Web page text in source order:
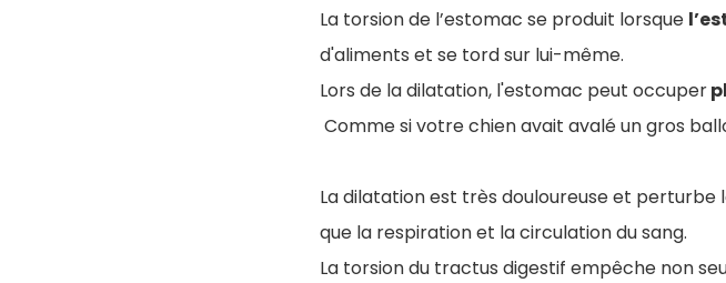
La torsion de l’estomac se produit lorsque
d'aliments et se tord sur lui-même.
Lors de la dilatation, l'estomac peut occuper
Comme si votre chien avait avalé un gros
La dilatation est très douloureuse et
que la respiration et la circulation du sang.
La torsion du tractus digestif empêche non